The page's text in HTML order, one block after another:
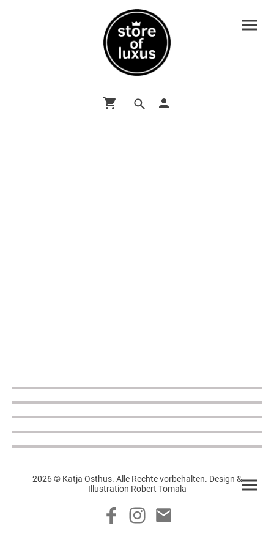
2026 © Katja Osthus. Alle Rechte vorbehalten. Design &
Illustration Robert Tomala